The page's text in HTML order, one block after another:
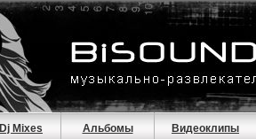
Dj Mixes Альбомы Видеоклипы